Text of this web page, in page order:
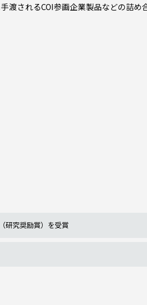
渡されるCOI参画企業製品などの詰め
研究奨励賞）を受賞